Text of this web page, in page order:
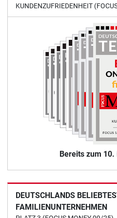
KUNDENZUFRIEDENHEIT
Bereits zum 10.
DEUTSCHLANDS
FAMILIENUNTERNEHMEN